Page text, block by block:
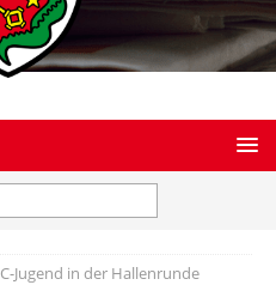
C-Jugend in der Hallenrunde